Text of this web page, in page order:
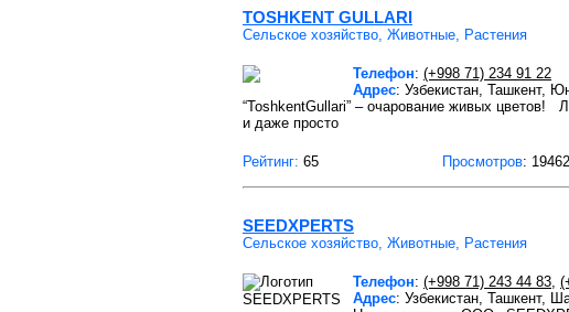
TOSHKENT GULLARI
Сельское хозяйство, Животные, Растения
Телефон: (+998 71) 234 91 22
Адрес: Узбекистан, Ташкент,
“ToshkentGullari” – очарование живых
и даже просто
Рейтинг: 65 Просмотров: 19462
SEEDXPERTS
Сельское хозяйство, Животные, Растения
Телефон: (+998 71) 243 44 83,
Адрес: Узбекистан, Ташкент,